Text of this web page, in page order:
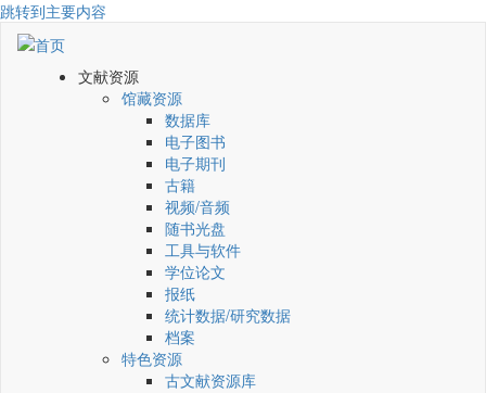
跳转到主要内容
文献资源
馆藏资源
数据库
电子图书
电子期刊
古籍
视频/音频
随书光盘
工具与软件
学位论文
报纸
统计数据/研究数据
档案
特色资源
古文献资源库